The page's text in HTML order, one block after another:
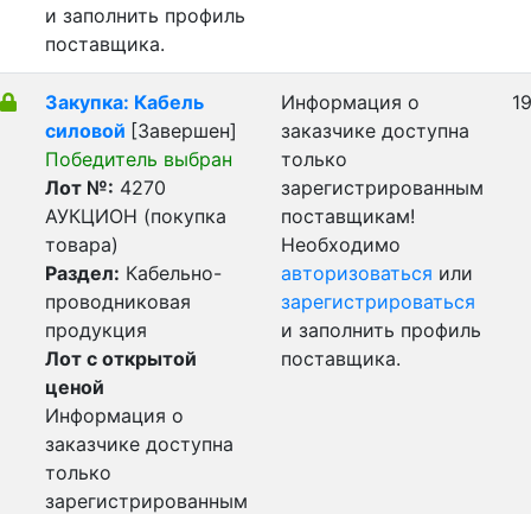
и заполнить профиль
поставщика.
Закупка: Кабель
силовой [Завершен]
Победитель выбран
Лот №: 4270
АУКЦИОН (покупка
товара)
Раздел: Кабельно-
проводниковая
продукция
Лот с открытой
ценой
Информация о
заказчике доступна
только
зарегистрированным
Информация о
заказчике доступна
только
зарегистрированным
поставщикам!
Необходимо
авторизоваться или
зарегистрироваться
и заполнить профиль
поставщика.